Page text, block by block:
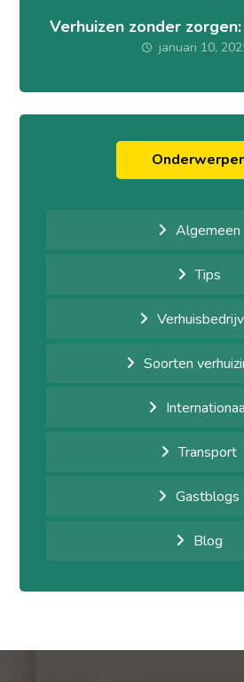
Verhuizen zonder
januari 10,
Algemeen
Tips
Soorten
Transport
Gastblogs
Blog